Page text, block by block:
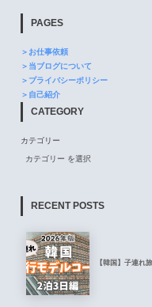
PAGES
＞お仕事依頼
＞当ブログについて
＞プライバシーポリシー
＞自己紹介
CATEGORY
カテゴリー
RECENT POSTS
【韓国】子連れ